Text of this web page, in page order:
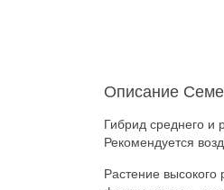
Описание
Гибрид среднего и
Рекомендуется
Растение